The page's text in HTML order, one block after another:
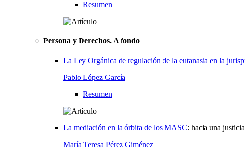
Resumen
Persona y Derechos. A fondo
La Ley Orgánica de regulación de la eutanasia en la
Pablo López García
Resumen
La mediación en la órbita de los MASC: hacia una
María Teresa Pérez Giménez